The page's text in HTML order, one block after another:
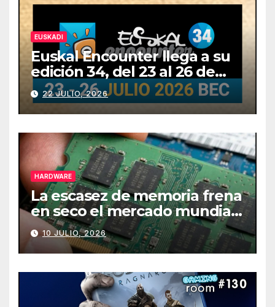
EUSKADI
Euskal Encounter llega a su
edición 34, del 23 al 26 de
julio
22 JULIO, 2026
HARDWARE
La escasez de memoria frena
en seco el mercado mundial
de PCs
10 JULIO, 2026